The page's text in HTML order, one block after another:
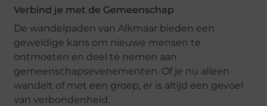
Verbind je met de Gemeenschap
De wandelpaden van Alkmaar bieden een
geweldige kans om nieuwe mensen te
ontmoeten en deel te nemen aan
gemeenschapsevenementen. Of je nu alleen
wandelt of met een groep, er is altijd een gevoel
van verbondenheid.